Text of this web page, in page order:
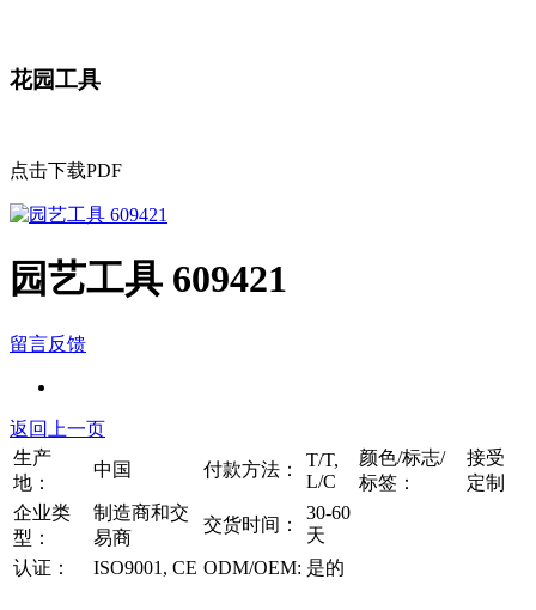
花园工具
点击下载PDF
园艺工具 609421
留言反馈
返回上一页
生产
地：
中国 付款方法：
T/T,
L/C
颜色/标志/
标签：
接受
定制
企业类
型：
制造商和交
易商
交货时间：
30-60
天
认证：
ISO9001, CE ODM/OEM: 是的